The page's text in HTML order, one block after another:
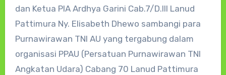
dan Ketua PIA Ardhya Garini Cab.7/D.III Lanud
Pattimura Ny. Elisabeth Dhewo sambangi para
Purnawirawan TNI AU yang tergabung dalam
organisasi PPAU (Persatuan Purnawirawan TNI
Angkatan Udara) Cabang 70 Lanud Pattimura